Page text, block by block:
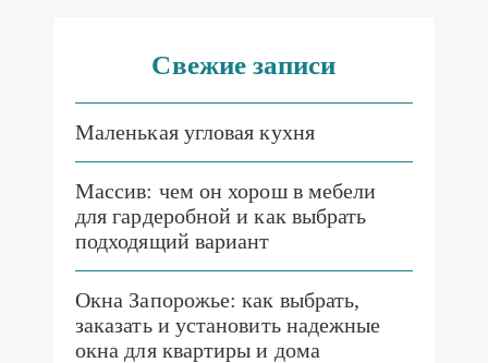
Свежие записи
Маленькая угловая кухня
Массив: чем он хорош в мебели
для гардеробной и как выбрать
подходящий вариант
Окна Запорожье: как выбрать,
заказать и установить надежные
окна для квартиры и дома